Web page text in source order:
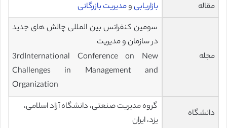
مقاله
بازاریابیومدیریت بازرگانی
مجله
سومین کنفرانس بین المللی چالش های جدید
در سازمان و مدیریت
3rdInternational Conference on New
Challenges in Management and
Organization
دانشگاه
گروه مدیریت صنعتی، دانشگاه آزاد اسلامی،
یزد، ایران